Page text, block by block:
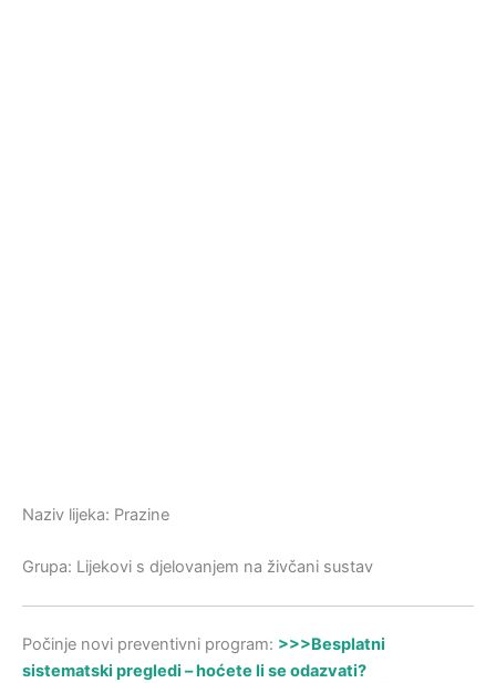
Naziv lijeka: Prazine
Grupa: Lijekovi s djelovanjem na živčani sustav
Počinje novi preventivni program: >>>Besplatni
sistematski pregledi – hoćete li se odazvati?